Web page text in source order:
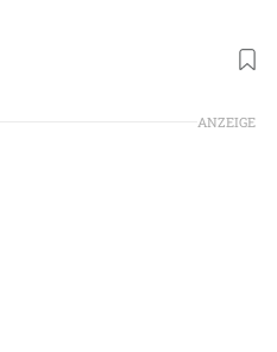
Foto: Luftwaffe
ANZEIGE